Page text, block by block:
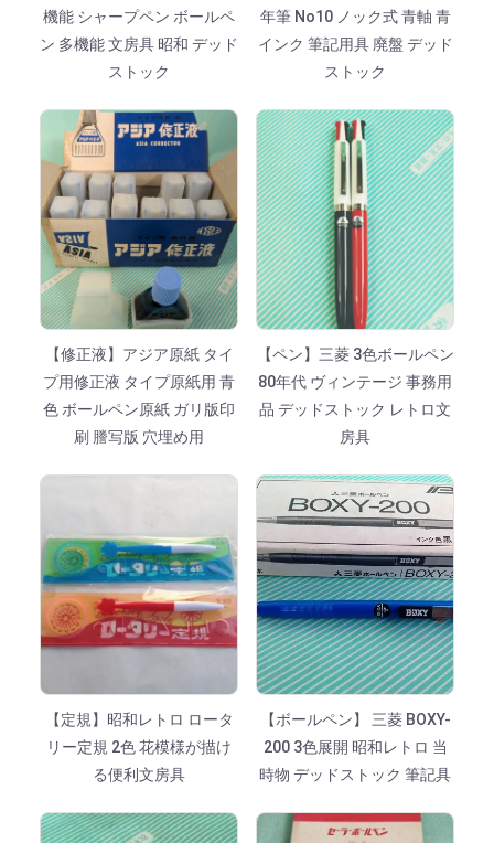
機能 シャープペン ボールペ
ン 多機能 文房具 昭和 デッド
ストック
年筆 No10 ノック式 青軸 青
インク 筆記用具 廃盤 デッド
ストック
【修正液】アジア原紙 タイ
プ用修正液 タイプ原紙用 青
色 ボールペン原紙 ガリ版印
刷 謄写版 穴埋め用
【ペン】三菱 3色ボールペン
80年代 ヴィンテージ 事務用
品 デッドストック レトロ文
房具
【定規】昭和レトロ ロータ
リー定規 2色 花模様が描け
る便利文房具
【ボールペン】 三菱 BOXY-
200 3色展開 昭和レトロ 当
時物 デッドストック 筆記具